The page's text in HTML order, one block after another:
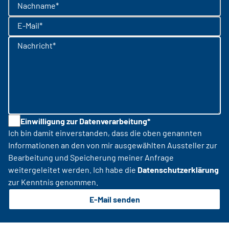
Nachname*
E-Mail*
Nachricht*
Einwilligung zur Datenverarbeitung*
Ich bin damit einverstanden, dass die oben genannten
Informationen an den von mir ausgewählten Aussteller zur
Bearbeitung und Speicherung meiner Anfrage
weitergeleitet werden. Ich habe die Datenschutzerklärung
zur Kenntnis genommen.
E-Mail senden